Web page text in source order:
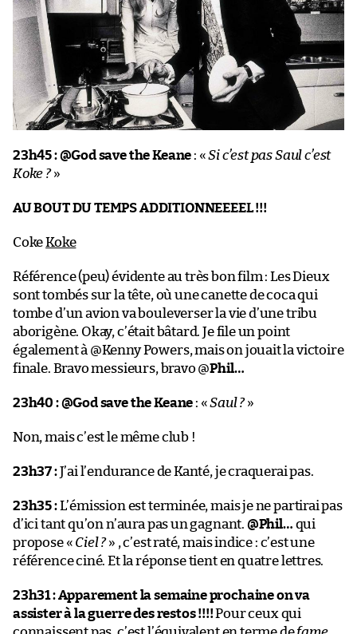
23h45 :@God save the Keane : «Si c’est pas Saul c’est
Koke ?»
AU BOUT DU TEMPS ADDITIONNEEEEL !!!
CokeKoke
Référence (peu) évidente au très bon film : Les Dieux
sont tombés sur la tête, où une canette de coca qui
tombe d’un avion va bouleverser la vie d’une tribu
aborigène. Okay, c’était bâtard. Je file un point
également à @Kenny Powers, mais on jouait la victoire
finale. Bravo messieurs, bravo @Phil…
23h40 :@God save the Keane : «Saul ?»
Non, mais c’est le même club !
23h37 :J’ai l’endurance de Kanté, je craquerai pas.
23h35 :L’émission est terminée, mais je ne partirai pas
d’ici tant qu’on n’aura pas un gagnant. @Phil… qui
propose « Ciel ?» , c’est raté, mais indice : c’est une
référence ciné. Et la réponse tient en quatre lettres.
23h31 :Apparement la semaine prochaine on va
assister à la guerre des restos !!!!Pour ceux qui